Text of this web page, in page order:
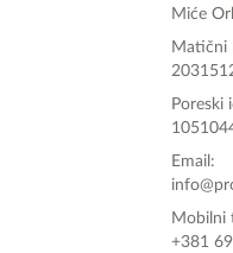
Miće
Matični
Poreski
Email:
Mobilni
+381